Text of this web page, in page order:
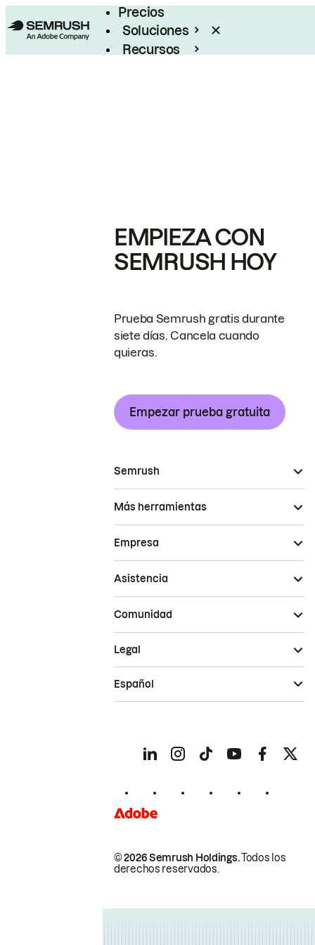
Precios
Soluciones
Recursos
EMPIEZA CON
SEMRUSH HOY
Prueba Semrush gratis durante
siete días. Cancela cuando
quieras.
Empezar prueba gratuita
Semrush
Más herramientas
Empresa
Asistencia
Comunidad
© 2026 Semrush Holdings.Todos los
derechos reservados.
Legal
Español